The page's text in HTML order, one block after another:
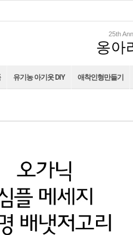
25th
옹아
유기농 아기옷 DIY 애착인형만들기